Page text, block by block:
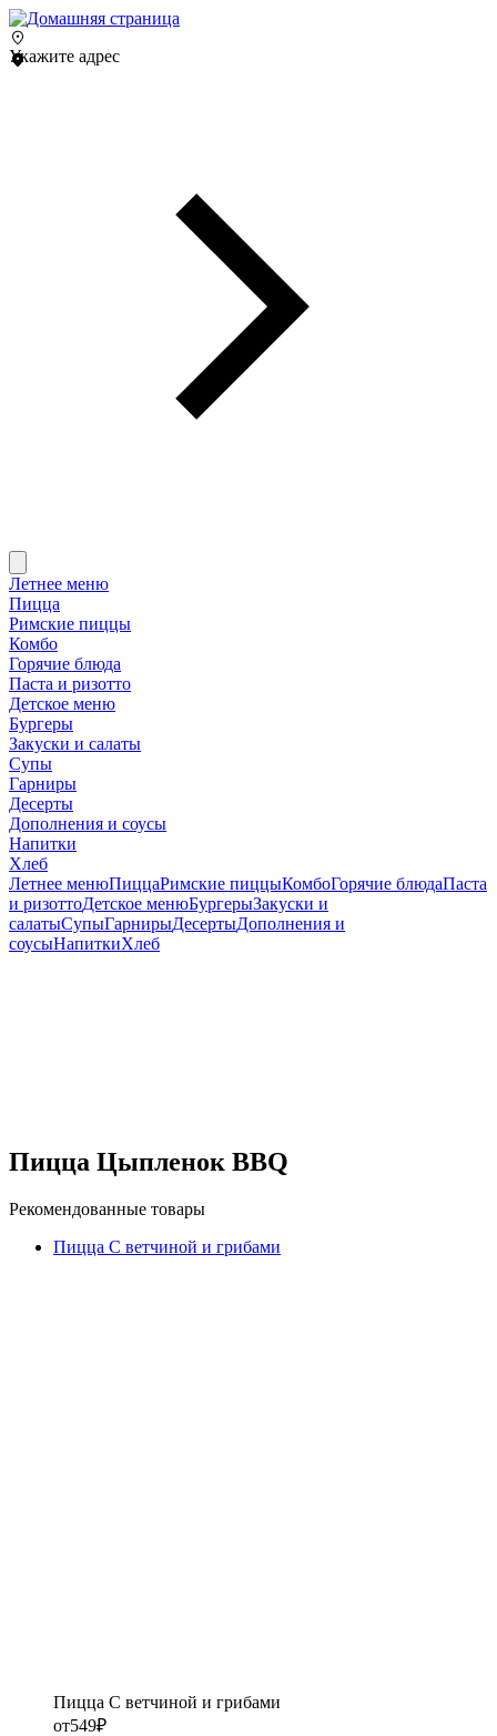
Укажите адрес
Летнее меню
Пицца
Римские пиццы
Комбо
Горячие блюда
Паста и ризотто
Детское меню
Бургеры
Закуски и салаты
Супы
Гарниры
Десерты
Дополнения и соусы
Напитки
Хлеб
Летнее менюПиццаРимские пиццыКомбоГорячие блюдаПаста
и ризоттоДетское менюБургерыЗакуски и
салатыСупыГарнирыДесертыДополнения и
соусыНапиткиХлеб
Пицца Цыпленок BBQ
Рекомендованные товары
Пицца С ветчиной и грибами
Пицца С ветчиной и грибами
от549₽